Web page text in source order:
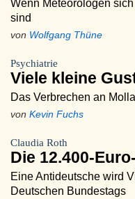
Wenn Meteorologen
sind
von Wolfgang Thüne
Psychiatrie
Viele kleine
Das Verbrechen an
von Kevin Fuchs
Claudia Roth
Die 12.400-
Eine Antideutsche wird
Deutschen Bundestags